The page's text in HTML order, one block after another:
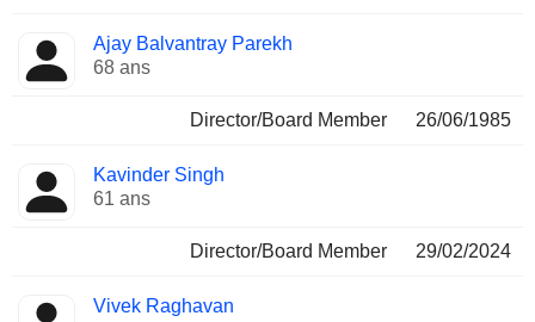
Ajay Balvantray Parekh
68 ans
Director/Board Member 26/06/1985
Kavinder Singh
61 ans
Director/Board Member 29/02/2024
Vivek Raghavan